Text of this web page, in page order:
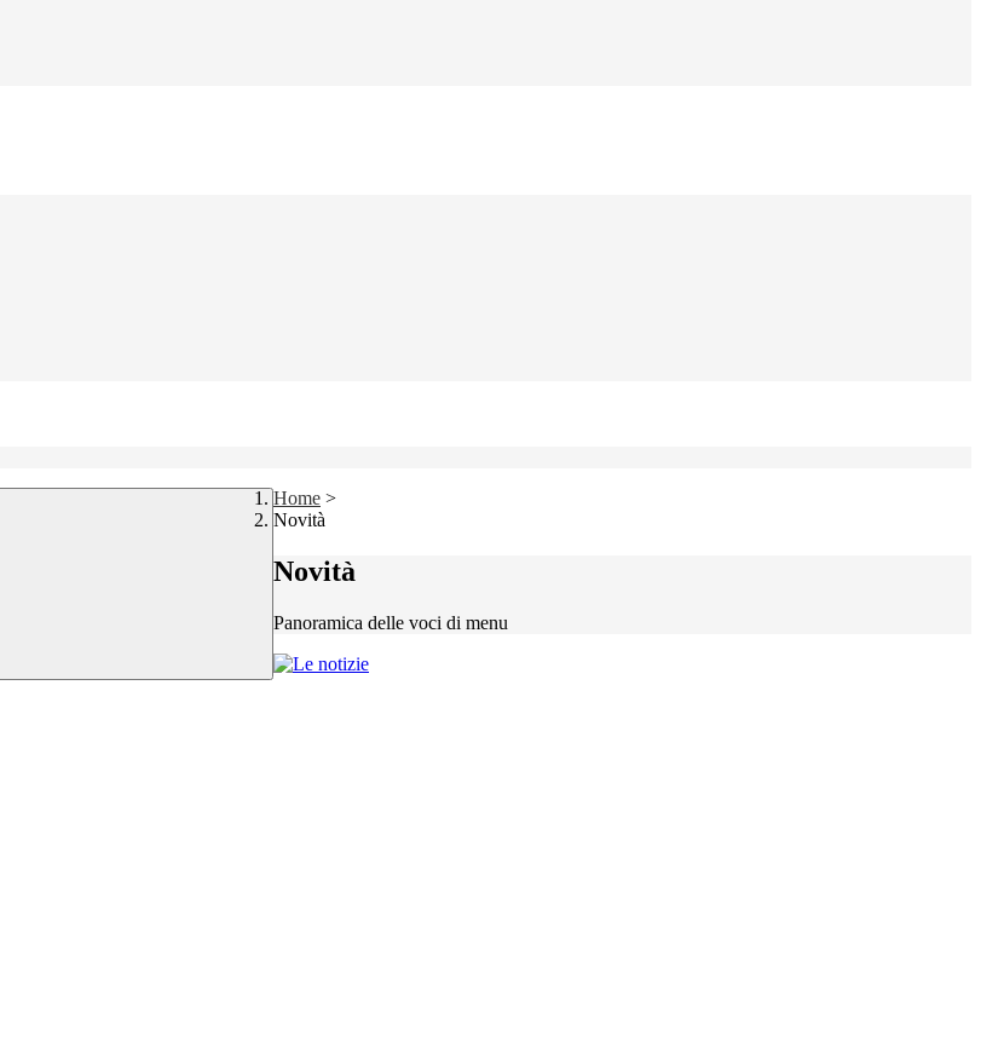
Home >
Novità
Novità
Panoramica delle voci di menu